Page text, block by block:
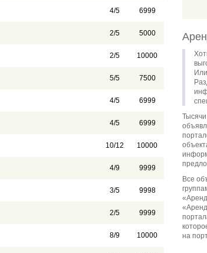
4/5 6999
2/5 5000
2/5 10000
5/5 7500
4/5 6999
4/5 6999
10/12 10000
4/9 9999
3/5 9998
2/5 9999
8/9 10000
Все
на